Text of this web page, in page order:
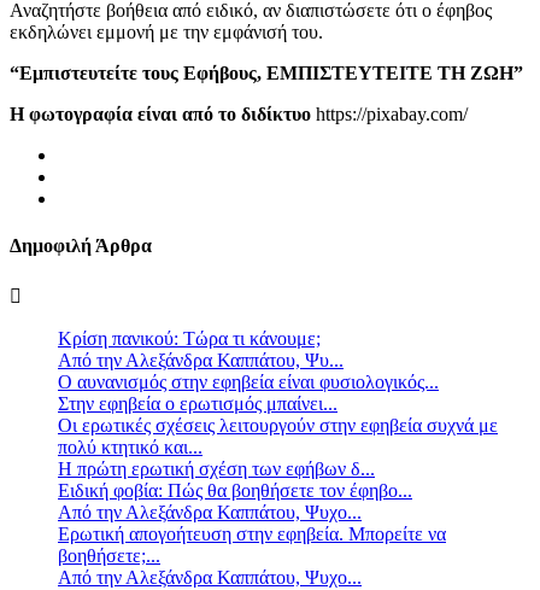
Αναζητήστε βοήθεια από ειδικό, αν διαπιστώσετε ότι ο έφηβος
εκδηλώνει εμμονή με την εμφάνισή του.
“Εμπιστευτείτε τους Εφήβους, ΕΜΠΙΣΤΕΥΤΕΙΤΕ ΤΗ ΖΩΗ”
Η φωτογραφία είναι από το διδίκτυο https://pixabay.com/
Δημοφιλή Άρθρα
Κρίση πανικού: Τώρα τι κάνουμε;
Από την Αλεξάνδρα Καππάτου, Ψυ...
Ο αυνανισμός στην εφηβεία είναι φυσιολογικός...
Στην εφηβεία ο ερωτισμός μπαίνει...
Οι ερωτικές σχέσεις λειτουργούν στην εφηβεία συχνά με
πολύ κτητικό και...
Η πρώτη ερωτική σχέση των εφήβων δ...
Ειδική φοβία: Πώς θα βοηθήσετε τον έφηβο...
Από την Αλεξάνδρα Καππάτου, Ψυχο...
Ερωτική απογοήτευση στην εφηβεία. Μπορείτε να
βοηθήσετε;...
Από την Αλεξάνδρα Καππάτου, Ψυχο...